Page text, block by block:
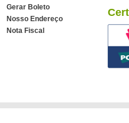
Gerar Boleto
Nosso Endereço
Nota Fiscal